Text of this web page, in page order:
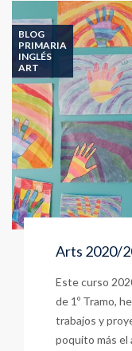
BLOG
PRIMARIA
INGLÉS
ART
Arts 2020/
Este curso
de 1º Tramo,
trabajos y
poquito más el